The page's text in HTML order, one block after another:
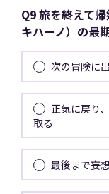
Q9 旅を終えて
キハーノ）の最
次の冒険に
取る
最後まで妄